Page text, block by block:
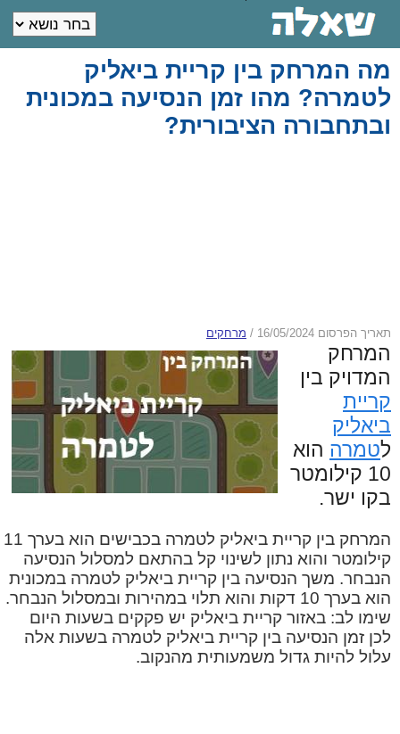
מה המרחק בין קריית ביאליק
לטמרה? מהו זמן הנסיעה במכונית
ובתחבורה הציבורית?
תאריך הפרסום 16/05/2024 / מרחקים
המרחק
המדויק בין
קריית
ביאליק
לטמרה הוא
10 קילומטר
בקו ישר.
המרחק בין קריית ביאליק לטמרה בכבישים הוא בערך 11
קילומטר והוא נתון לשינוי קל בהתאם למסלול הנסיעה
הנבחר. משך הנסיעה בין קריית ביאליק לטמרה במכונית
הוא בערך 10 דקות והוא תלוי במהירות ובמסלול הנבחר.
שימו לב: באזור קריית ביאליק יש פקקים בשעות היום
לכן זמן הנסיעה בין קריית ביאליק לטמרה בשעות אלה
עלול להיות גדול משמעותית מהנקוב.